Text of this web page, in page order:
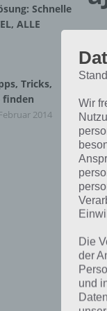
Schnelle
ALLE
Tricks,
finden
2014
Wir
Die
der
und